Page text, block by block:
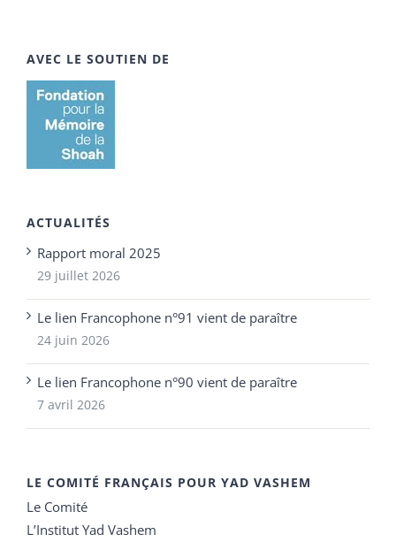
AVEC LE SOUTIEN DE
ACTUALITÉS
Rapport moral 2025
29 juillet 2026
Le lien Francophone n°91 vient de paraître
24 juin 2026
Le lien Francophone n°90 vient de paraître
7 avril 2026
LE COMITÉ FRANÇAIS POUR YAD VASHEM
Le Comité
L’Institut Yad Vashem